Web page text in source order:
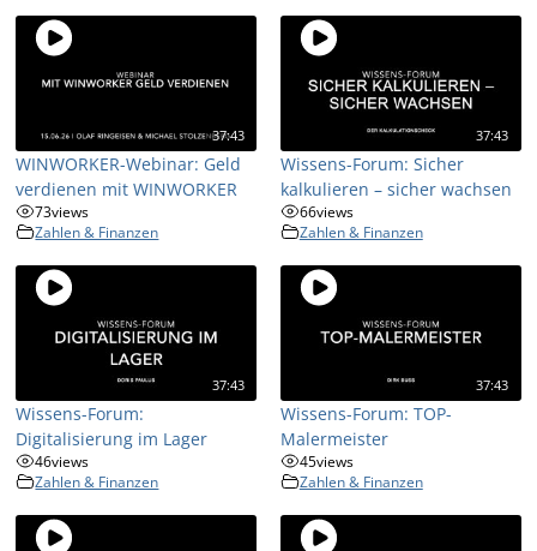
37:43
WINWORKER-Webinar: Geld
verdienen mit WINWORKER
73views
Zahlen & Finanzen
37:43
Wissens-Forum: Sicher
kalkulieren – sicher wachsen
66views
Zahlen & Finanzen
37:43
Wissens-Forum:
Digitalisierung im Lager
46views
Zahlen & Finanzen
37:43
Wissens-Forum: TOP-
Malermeister
45views
Zahlen & Finanzen